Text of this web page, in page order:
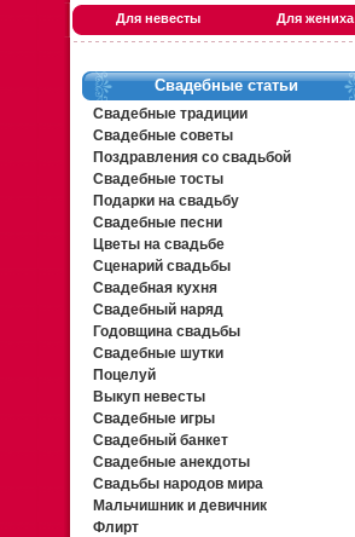
Для невесты Для жениха
Свадебные статьи
Свадебные традиции
Свадебные советы
Поздравления со свадьбой
Свадебные тосты
Подарки на свадьбу
Свадебные песни
Цветы на свадьбе
Сценарий свадьбы
Свадебная кухня
Свадебный наряд
Годовщина свадьбы
Свадебные шутки
Поцелуй
Выкуп невесты
Свадебные игры
Свадебный банкет
Свадебные анекдоты
Свадьбы народов мира
Мальчишник и девичник
Флирт